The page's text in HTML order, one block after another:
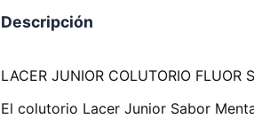
Descripción
LACER JUNIOR COLUTORIO FLUOR
El colutorio Lacer Junior Sabor